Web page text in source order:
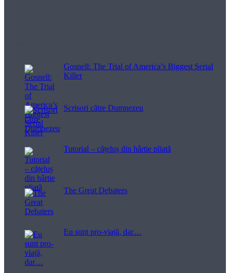
Gosnell: The Trial of America’s Biggest Serial
Killer
Scrisori către Dumnezeu
Tutorial – cățeluș din hârtie pliată
The Great Debaters
Eu sunt pro-viață, dar…